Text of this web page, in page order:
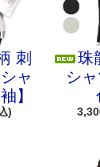
刺
ャ
】
)
珠
シ